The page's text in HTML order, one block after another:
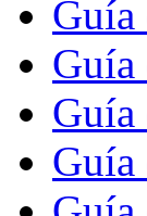
Guía
Guía
Guía
Guía